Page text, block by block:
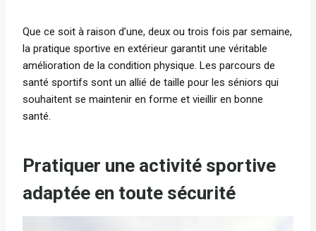
Que ce soit à raison d’une, deux ou trois fois par semaine,
la pratique sportive en extérieur garantit une véritable
amélioration de la condition physique. Les parcours de
santé sportifs sont un allié de taille pour les séniors qui
souhaitent se maintenir en forme et vieillir en bonne
santé.
Pratiquer une activité sportive
adaptée en toute sécurité